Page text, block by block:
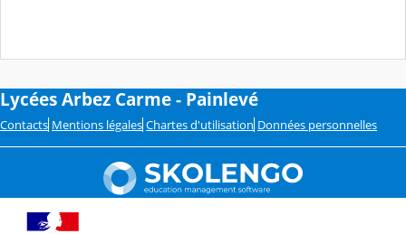
Lycées Arbez Carme - Painlevé
Contacts Mentions légales Chartes d'utilisation Données personnelles